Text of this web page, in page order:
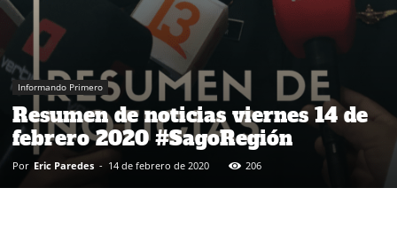
Informando Primero
Resumen de noticias viernes 14 de
febrero 2020 #SagoRegión
Por Eric Paredes - 14 de febrero de 2020 206